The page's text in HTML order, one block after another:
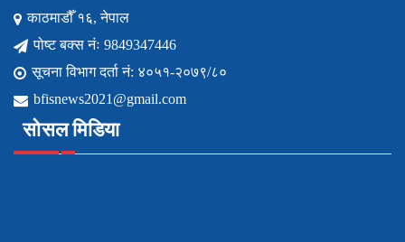
काठमाडौँ १६, नेपाल
पोष्ट बक्स नंः 9849347446
सूचना विभाग दर्ता नं: ४०५१-२०७९/८०
bfisnews2021@gmail.com
सोसल मिडिया